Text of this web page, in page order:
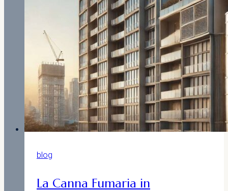
e
come
si
tutela
la
privacy
blog
La Canna Fumaria in